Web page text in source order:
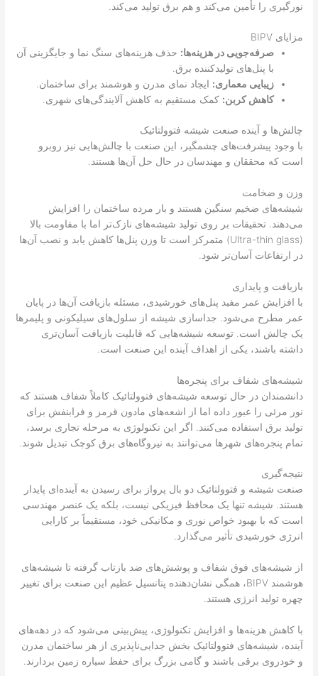
نورگیری را تأمین می‌کند و هم برق تولید می‌کند.
مزایای BIPV
صرفه‌جویی در هزینه‌ها: حذف هزینه‌های سنگ نما و جایگزینی آن
با پنل‌های تولیدکننده برق.
زیبایی معماری: ایجاد نمای مدرن و هوشمند برای ساختمان.
کاهش کربن: کمک مستقیم به کاهش آلایندگی‌های شهری.
چالش‌ها و آینده صنعت شیشه فتوولتائیک
با وجود پیشرفت‌های چشمگیر، این صنعت با چالش‌هایی نیز روبرو
است که محققان و مهندسان در حال حل آن‌ها هستند.
وزن و ضخامت
شیشه‌های ضخیم سنگین هستند و بار مرده ساختمان را افزایش
می‌دهند. تحقیقات بر روی تولید شیشه‌های نازک‌تر اما با مقاومت بالا
(Ultra-thin glass) متمرکز است تا وزن پنل‌ها کاهش یابد و نصب آن‌ها
در ارتفاعات آسان‌تر شود.
بازیافت و پایداری
با افزایش عمر مفید پنل‌های خورشیدی، مسئله بازیافت آن‌ها در پایان
عمر مطرح می‌شود. جداسازی شیشه از سلول‌های سیلیکونی و پلیمرها
یک چالش است. توسعه شیشه‌هایی که قابلیت بازیافت آسان‌تری
داشته باشند، یکی از اهداف آینده این صنعت است.
شیشه‌های شفاف برای پنجره‌ها
دانشمندان در حال توسعه شیشه‌های فتوولتائیک کاملاً شفاف هستند که
نور مرئی را عبور داده اما از اشعه‌های مادون قرمز و فرابنفش برای
تولید برق استفاده می‌کنند. اگر این تکنولوژی به مرحله تجاری برسد،
تمام پنجره‌های شهرها می‌توانند به نیروگاه‌های برق کوچک تبدیل شوند.
نتیجه‌گیری
صنعت شیشه و فتوولتائیک دو بال پرواز برای رسیدن به آینده‌ای پایدار
هستند. شیشه تنها یک محافظ فیزیکی نیست، بلکه یک عنصر مهندسی
است که با بهبود خواص نوری و مکانیکی خود، مستقیماً بر کارایی
انرژی خورشیدی تأثیر می‌گذارد.
از شیشه‌های فوق شفاف و پوشش‌های ضد بازتاب گرفته تا شیشه‌های
هوشمند BIPV، همگی نشان‌دهنده پتانسیل عظیم این صنعت برای تغییر
چهره تولید انرژی هستند.
با کاهش هزینه‌ها و افزایش تکنولوژی، پیش‌بینی می‌شود که در دهه‌های
آینده، شیشه‌های فتوولتائیک بخش جدایی‌ناپذیری از هر ساختمان مدرن
و خودروی برقی باشند و گامی بزرگ برای حفظ سیاره زمین بردارند.